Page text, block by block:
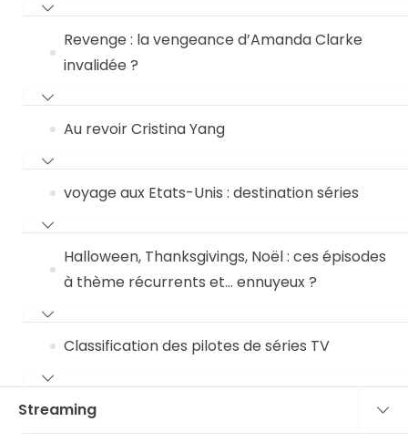
Revenge : la vengeance d’Amanda Clarke
invalidée ?
Au revoir Cristina Yang
voyage aux Etats-Unis : destination séries
Halloween, Thanksgivings, Noël : ces épisodes
à thème récurrents et… ennuyeux ?
Classification des pilotes de séries TV
Streaming